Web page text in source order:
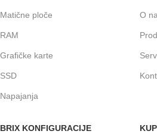
Matične ploče
RAM
Grafičke karte
SSD
Napajanja
O
BRIX KONFIGURACIJE